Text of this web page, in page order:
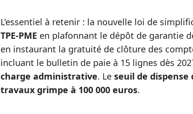
L’essentiel à retenir : la nouvelle loi de
TPE-PME en plafonnant le dépôt de garantie
en instaurant la gratuité de clôture des
incluant le bulletin de paie à 15 lignes dès
charge administrative. Le seuil de
travaux grimpe à 100 000 euros.